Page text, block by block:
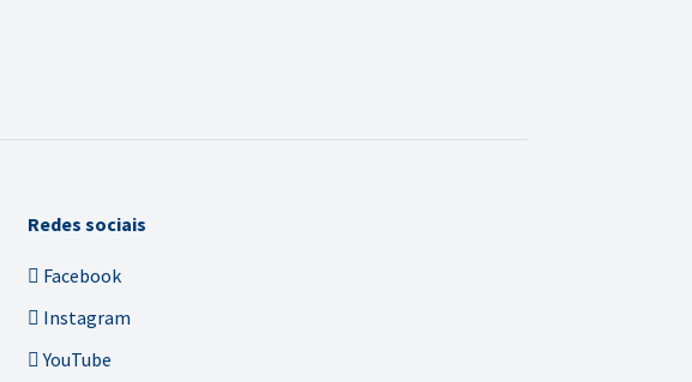
Redes sociais
Facebook
Instagram
YouTube